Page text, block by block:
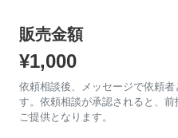
販売金額
¥1,000
依頼相談後、メッセージで依頼
す。依頼相談が承認されると、
ご提供となります。